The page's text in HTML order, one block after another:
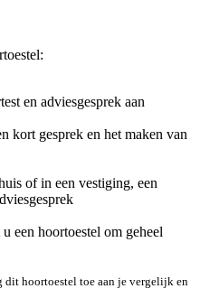
en adviesgesprek aan
kort gesprek en het maken van
of in een vestiging, een
een hoortoestel om geheel
dit hoortoestel toe aan je vergelijk en